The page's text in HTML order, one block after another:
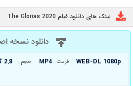
لینک های دانلود فیلم The Glorias 2020
دانلود نسخه
WEB-DL 1080p فرمت : MP4 حجم : 2.8 گیگابایت